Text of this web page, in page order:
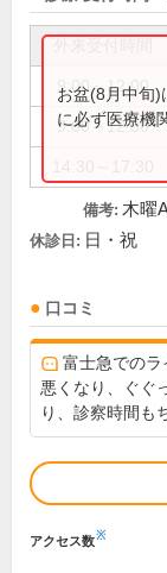
9:00～12:00
9:00～12:30
お盆(8月中旬)
に必ず医療機
備考: 木曜
休診日: 日・祝
口コミ
富士急での
悪くなり、ぐぐ
り、診察時間も
アクセス数※